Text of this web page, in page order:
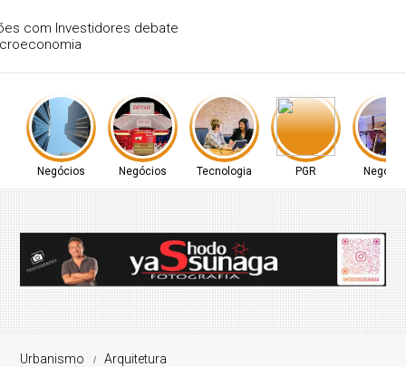
Encontro de Relações com Investidores debate
Negócios Negócios Tecnologia PGR
Urbanismo Arquitetura